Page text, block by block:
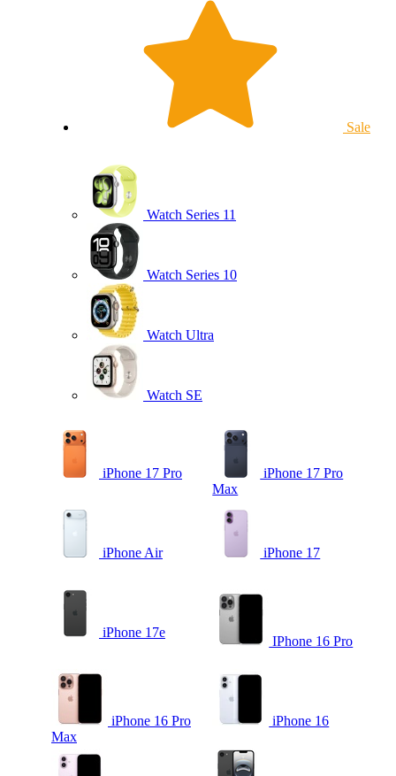
Sale
Watch Series 11
Watch Series 10
Watch Ultra
Watch SE
iPhone 17 Pro
iPhone 17 Pro
Max
iPhone Air iPhone 17
iPhone 17e
IPhone 16 Pro
iPhone 16 Pro
Max
iPhone 16